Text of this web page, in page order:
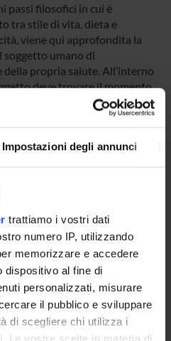
Impostazioni degli annunci
trattiamo i vostri dati
numero IP, utilizzando
memorizzare e accedere
dispositivo al fine di
personalizzati, misurare
il pubblico e sviluppare
di scegliere chi utilizza i
Le vostre scelte in materia di
passi filosofici in cui è
tra stile di vita, dieta e
viene qui approfondita la
soggetto umano di
propria salute. All’interno
deve trovare il momento
dialettico tra ragione e
tra il proprio presente e il
per la consapevolezza e
questione della capacità di